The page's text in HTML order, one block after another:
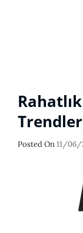
Posted OnPosted
11/06/